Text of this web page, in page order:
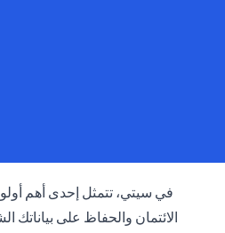
في سيتي، تتمثل إحدى أهم
الائتمان والحفاظ على